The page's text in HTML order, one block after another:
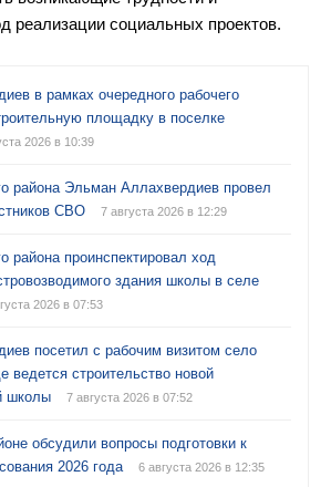
реализации социальных проектов.
в рамках очередного рабочего
площадку в поселке
2026 в 10:39
района Эльман Аллахвердиев провел
СВО
7 августа 2026 в 12:29
района проинспектировал ход
здания школы в селе
2026 в 07:53
посетил с рабочим визитом село
ведется строительство новой
школы
7 августа 2026 в 07:52
обсудили вопросы подготовки к
2026 года
6 августа 2026 в 12:35